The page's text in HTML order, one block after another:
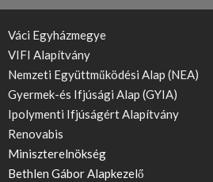
Váci Egyházmegye
VIFI Alapítvány
Nemzeti Együttműködési Alap (NEA)
Gyermek-és Ifjúsági Alap (GYIA)
Ipolymenti Ifjúságért Alapítvány
Renovabis
Miniszterelnökség
Bethlen Gábor Alapkezelő